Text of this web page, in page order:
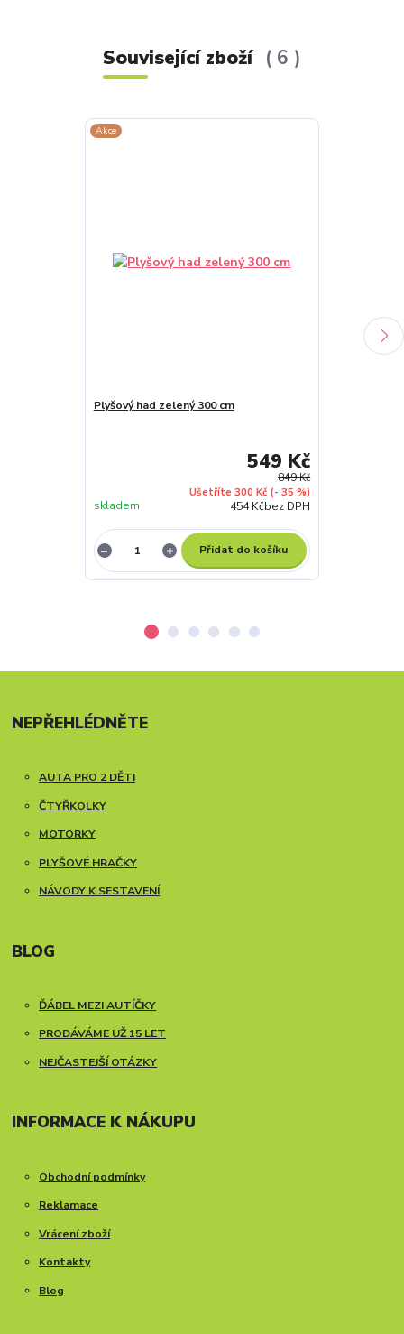
Související zboží 6
Akce
Plyšový had zelený 300 cm
849 Kč
Ušetříte 300 Kč (- 35 %)
549 Kč
454 Kčbez DPH
skladem
Přidat do košíku
NEPŘEHLÉDNĚTE
AUTA PRO 2 DĚTI
ČTYŘKOLKY
MOTORKY
PLYŠOVÉ HRAČKY
NÁVODY K SESTAVENÍ
BLOG
ĎÁBEL MEZI AUTÍČKY
PRODÁVÁME UŽ 15 LET
NEJČASTEJŠÍ OTÁZKY
INFORMACE K NÁKUPU
Obchodní podmínky
Reklamace
Vrácení zboží
Kontakty
Blog